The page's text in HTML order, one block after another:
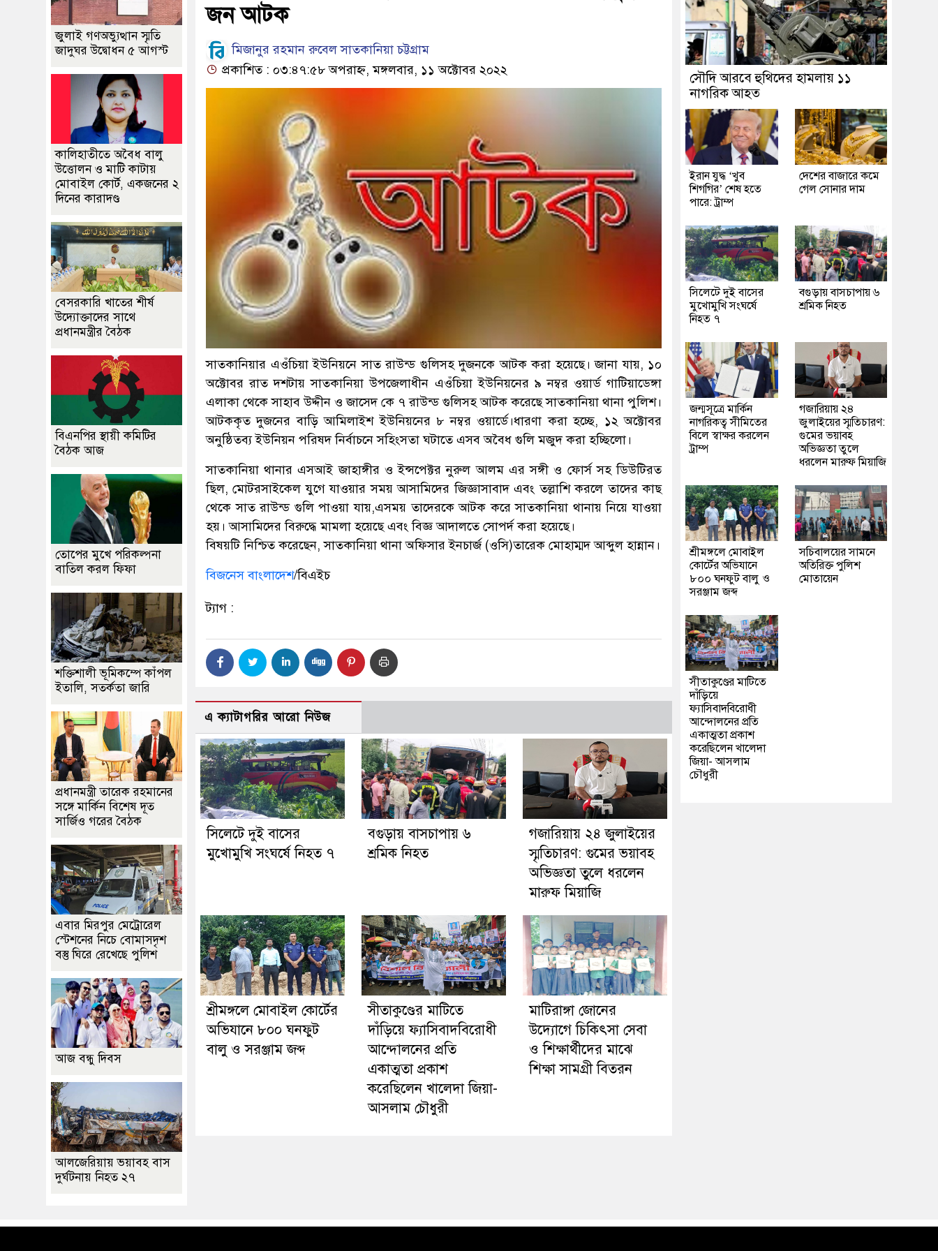
জন আটক
মিজানুর রহমান রুবেল সাতকানিয়া চট্টগ্রাম
প্রকাশিত : ০৩:৪৭:৫৮ অপরাহ্ন, মঙ্গলবার, ১১ অক্টোবর ২০২২
সাতকানিয়ার এওঁচিয়া ইউনিয়নে সাত রাউন্ড গুলিসহ দুজনকে আটক করা হয়েছে। জানা যায়, ১০
অক্টোবর রাত দশটায় সাতকানিয়া উপজেলাধীন এওঁচিয়া ইউনিয়নের ৯ নম্বর ওয়ার্ড গাটিয়াডেঙ্গা
এলাকা থেকে সাহাব উদ্দীন ও জাসেদ কে ৭ রাউন্ড গুলিসহ আটক করেছে সাতকানিয়া থানা পুলিশ।
আটককৃত দুজনের বাড়ি আমিলাইশ ইউনিয়নের ৮ নম্বর ওয়ার্ডে।ধারণা করা হচ্ছে, ১২ অক্টোবর
অনুষ্ঠিতব্য ইউনিয়ন পরিষদ নির্বাচনে সহিংসতা ঘটাতে এসব অবৈধ গুলি মজুদ করা হচ্ছিলো।
সাতকানিয়া থানার এসআই জাহাঙ্গীর ও ইন্সপেক্টর নুরুল আলম এর সঙ্গী ও ফোর্স সহ ডিউটিরত
ছিল, মোটরসাইকেল যুগে যাওয়ার সময় আসামিদের জিজ্ঞাসাবাদ এবং তল্লাশি করলে তাদের কাছ
থেকে সাত রাউন্ড গুলি পাওয়া যায়,এসময় তাদেরকে আটক করে সাতকানিয়া থানায় নিয়ে যাওয়া
হয়। আসামিদের বিরুদ্ধে মামলা হয়েছে এবং বিজ্ঞ আদালতে সোপর্দ করা হয়েছে।
বিষয়টি নিশ্চিত করেছেন, সাতকানিয়া থানা অফিসার ইনচার্জ (ওসি)তারেক মোহাম্মদ আব্দুল হান্নান।
বিজনেস বাংলাদেশ/বিএইচ
ট্যাগ :
এ ক্যাটাগরির আরো নিউজ
সিলেটে দুই বাসের
মুখোমুখি সংঘর্ষে নিহত ৭
বগুড়ায় বাসচাপায় ৬
শ্রমিক নিহত
গজারিয়ায় ২৪ জুলাইয়ের
স্মৃতিচারণ: গুমের ভয়াবহ
অভিজ্ঞতা তুলে ধরলেন
মারুফ মিয়াজি
শ্রীমঙ্গলে মোবাইল কোর্টের
অভিযানে ৮০০ ঘনফুট
বালু ও সরঞ্জাম জব্দ
সীতাকুণ্ডের মাটিতে
দাঁড়িয়ে ফ্যাসিবাদবিরোধী
আন্দোলনের প্রতি
একাত্মতা প্রকাশ
করেছিলেন খালেদা জিয়া-
আসলাম চৌধুরী
মাটিরাঙ্গা জোনের
উদ্যোগে চিকিৎসা সেবা
ও শিক্ষার্থীদের মাঝে
শিক্ষা সামগ্রী বিতরন
জুলাই গণঅভ্যুত্থান স্মৃতি
জাদুঘর উদ্বোধন ৫ আগস্ট
কালিহাতীতে অবৈধ বালু
উত্তোলন ও মাটি কাটায়
মোবাইল কোর্ট, একজনের ২
দিনের কারাদণ্ড
বেসরকারি খাতের শীর্ষ
উদ্যোক্তাদের সাথে
প্রধানমন্ত্রীর বৈঠক
বিএনপির স্থায়ী কমিটির
বৈঠক আজ
তোপের মুখে পরিকল্পনা
বাতিল করল ফিফা
শক্তিশালী ভূমিকম্পে কাঁপল
ইতালি, সতর্কতা জারি
প্রধানমন্ত্রী তারেক রহমানের
সঙ্গে মার্কিন বিশেষ দূত
সার্জিও গরের বৈঠক
এবার মিরপুর মেট্রোরেল
স্টেশনের নিচে বোমাসদৃশ
বস্তু ঘিরে রেখেছে পুলিশ
আজ বন্ধু দিবস
আলজেরিয়ায় ভয়াবহ বাস
দুর্ঘটনায় নিহত ২৭
সৌদি আরবে হুথিদের হামলায় ১১
নাগরিক আহত
ইরান যুদ্ধ ‘খুব
শিগগির’ শেষ হতে
পারে: ট্রাম্প
দেশের বাজারে কমে
গেল সোনার দাম
সিলেটে দুই বাসের
মুখোমুখি সংঘর্ষে
নিহত ৭
বগুড়ায় বাসচাপায় ৬
শ্রমিক নিহত
জন্মসূত্রে মার্কিন
নাগরিকত্ব সীমিতের
বিলে স্বাক্ষর করলেন
ট্রাম্প
গজারিয়ায় ২৪
জুলাইয়ের স্মৃতিচারণ:
গুমের ভয়াবহ
অভিজ্ঞতা তুলে
ধরলেন মারুফ মিয়াজি
শ্রীমঙ্গলে মোবাইল
কোর্টের অভিযানে
৮০০ ঘনফুট বালু ও
সরঞ্জাম জব্দ
সচিবালয়ের সামনে
অতিরিক্ত পুলিশ
মোতায়েন
সীতাকুণ্ডের মাটিতে
দাঁড়িয়ে
ফ্যাসিবাদবিরোধী
আন্দোলনের প্রতি
একাত্মতা প্রকাশ
করেছিলেন খালেদা
জিয়া- আসলাম
চৌধুরী